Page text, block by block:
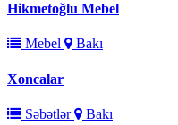
Hikmetoğlu Mebel
Mebel Bakı
Xoncalar
Səbətlər Bakı